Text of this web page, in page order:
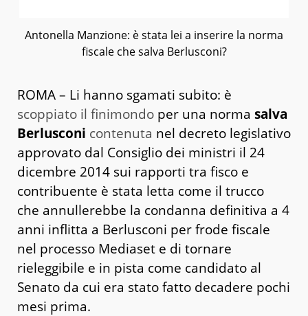
Antonella Manzione: è stata lei a inserire la norma
fiscale che salva Berlusconi?
ROMA – Li hanno sgamati subito: è
scoppiato il finimondo per una norma salva
Berlusconi contenuta nel decreto legislativo
approvato dal Consiglio dei ministri il 24
dicembre 2014 sui rapporti tra fisco e
contribuente è stata letta come il trucco
che annullerebbe la condanna definitiva a 4
anni inflitta a Berlusconi per frode fiscale
nel processo Mediaset e di tornare
rieleggibile e in pista come candidato al
Senato da cui era stato fatto decadere pochi
mesi prima.